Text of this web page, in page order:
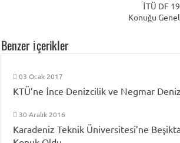
İTÜ DF
Konuğu
Benzer İçerikler
03 Ocak 2017
KTÜ’ne İnce Denizcilik ve Negmar
30 Aralık 2016
Karadeniz Teknik Üniversitesi’ne